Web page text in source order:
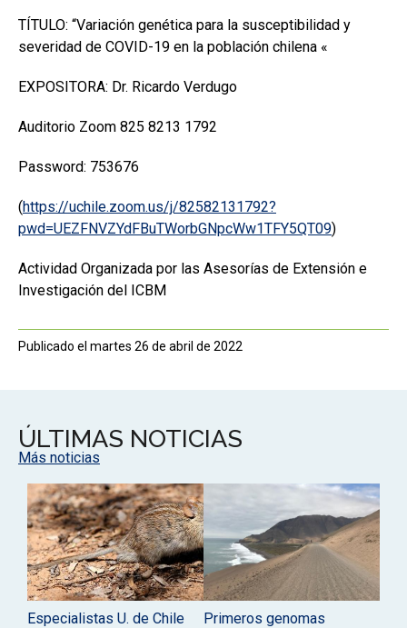
TÍTULO: “Variación genética para la susceptibilidad y
severidad de COVID-19 en la población chilena «
EXPOSITORA: Dr. Ricardo Verdugo
Auditorio Zoom 825 8213 1792
Password: 753676
(https://uchile.zoom.us/j/82582131792?
pwd=UEZFNVZYdFBuTWorbGNpcWw1TFY5QT09)
Actividad Organizada por las Asesorías de Extensión e
Investigación del ICBM
Publicado el martes 26 de abril de 2022
ÚLTIMAS NOTICIAS
Más noticias
Especialistas U. de Chile
Primeros genomas